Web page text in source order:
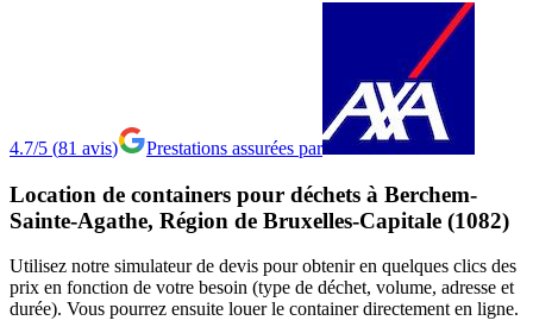
4.7/5 (81 avis) Prestations assurées par
Location de containers pour déchets à Berchem-
Sainte-Agathe, Région de Bruxelles-Capitale (1082)
Utilisez notre simulateur de devis pour obtenir en quelques clics des
prix en fonction de votre besoin (type de déchet, volume, adresse et
durée). Vous pourrez ensuite louer le container directement en ligne.